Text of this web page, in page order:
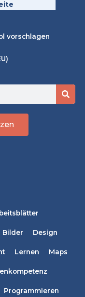
vorschlagen
Bilder Design
Lernen Maps
Programmieren